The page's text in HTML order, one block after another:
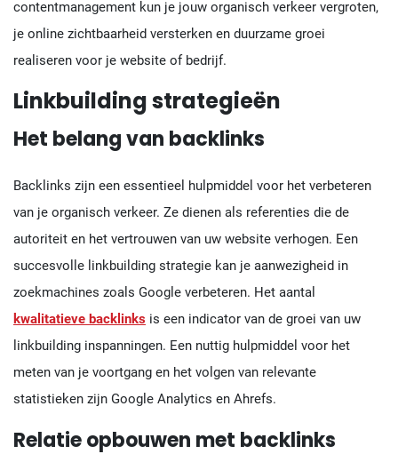
contentmanagement kun je jouw organisch verkeer vergroten,
je online zichtbaarheid versterken en duurzame groei
realiseren voor je website of bedrijf.
Linkbuilding strategieën
Het belang van backlinks
Backlinks zijn een essentieel hulpmiddel voor het verbeteren
van je organisch verkeer. Ze dienen als referenties die de
autoriteit en het vertrouwen van uw website verhogen. Een
succesvolle linkbuilding strategie kan je aanwezigheid in
zoekmachines zoals Google verbeteren. Het aantal
kwalitatieve backlinks is een indicator van de groei van uw
linkbuilding inspanningen. Een nuttig hulpmiddel voor het
meten van je voortgang en het volgen van relevante
statistieken zijn Google Analytics en Ahrefs.
Relatie opbouwen met backlinks